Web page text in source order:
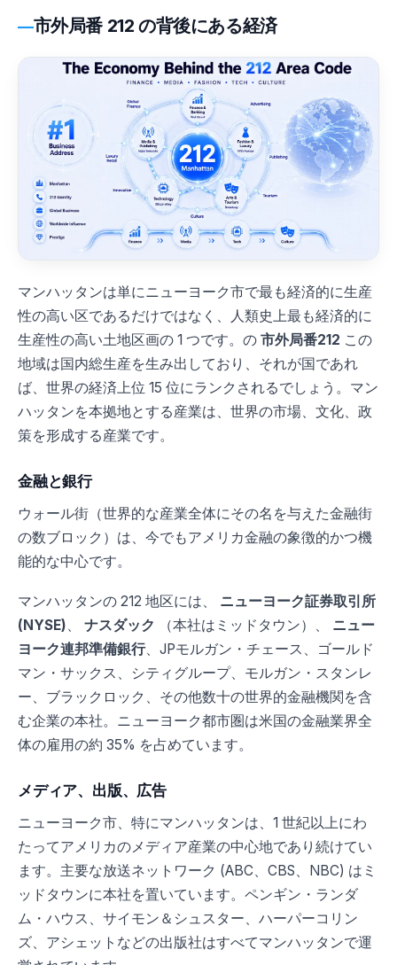
市外局番 212 の背後にある経済
マンハッタンは単にニューヨーク市で最も経済的に生産
性の高い区であるだけではなく、人類史上最も経済的に
生産性の高い土地区画の 1 つです。の 市外局番212 この
地域は国内総生産を生み出しており、それが国であれ
ば、世界の経済上位 15 位にランクされるでしょう。マン
ハッタンを本拠地とする産業は、世界の市場、文化、政
策を形成する産業です。
金融と銀行
ウォール街（世界的な産業全体にその名を与えた金融街
の数ブロック）は、今でもアメリカ金融の象徴的かつ機
能的な中心です。
マンハッタンの 212 地区には、 ニューヨーク証券取引所
(NYSE)、 ナスダック （本社はミッドタウン）、
ニュー
ヨーク連邦準備銀行、JPモルガン・チェース、ゴールド
マン・サックス、シティグループ、モルガン・スタンレ
ー、ブラックロック、その他数十の世界的金融機関を含
む企業の本社。ニューヨーク都市圏は米国の金融業界全
体の雇用の約 35% を占めています。
メディア、出版、広告
ニューヨーク市、特にマンハッタンは、1 世紀以上にわ
たってアメリカのメディア産業の中心地であり続けてい
ます。主要な放送ネットワーク (ABC、CBS、NBC) はミ
ッドタウンに本社を置いています。ペンギン・ランダ
ム・ハウス、サイモン＆シュスター、ハーパーコリン
ズ、アシェットなどの出版社はすべてマンハッタンで運